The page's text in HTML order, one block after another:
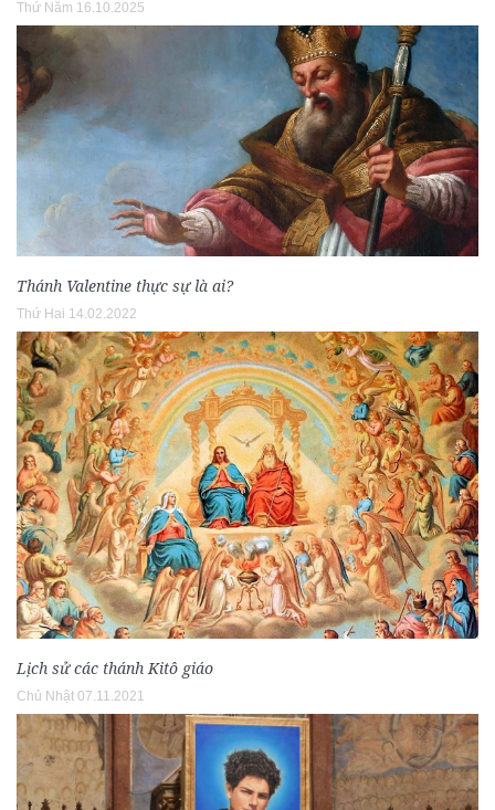
Thứ Năm 16.10.2025
Thánh Valentine thực sự là ai?
Thứ Hai 14.02.2022
Lịch sử các thánh Kitô giáo
Chủ Nhật 07.11.2021